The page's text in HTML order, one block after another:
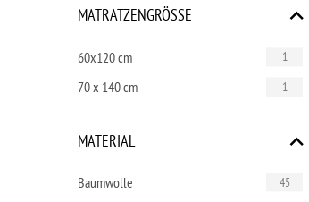
MATRATZENGRÖSSE
60x120 cm 1
70 x 140 cm 1
MATERIAL
Baumwolle 45